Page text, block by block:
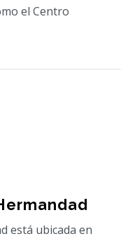
el Centro
está ubicada en